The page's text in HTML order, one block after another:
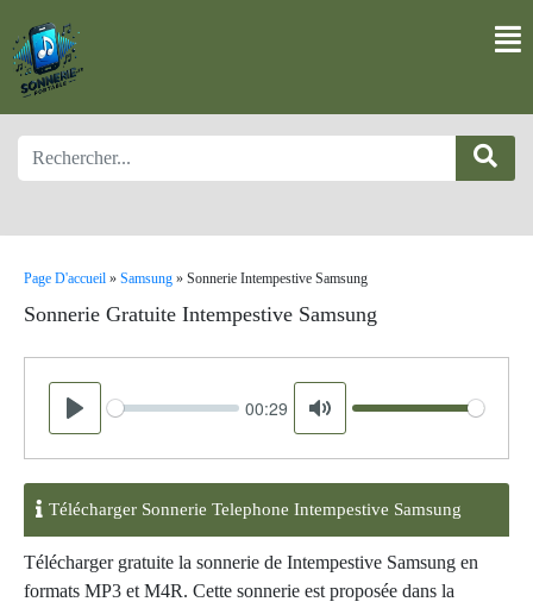
Page D'accueil » Samsung » Sonnerie Intempestive Samsung
Sonnerie Gratuite Intempestive Samsung
Play
Seek 00:29
Mute
Volume
Télécharger Sonnerie Telephone Intempestive Samsung
Télécharger gratuite la sonnerie de Intempestive Samsung en
formats MP3 et M4R. Cette sonnerie est proposée dans la